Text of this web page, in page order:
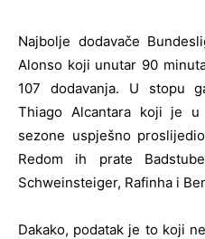
Najbolje dodavače
Alonso koji unutar 90
107 dodavanja. U stopu
Thiago Alcantara koji je
sezone uspješno
Redom ih prate
Schweinsteiger, Rafinha i
Dakako, podatak je to koji